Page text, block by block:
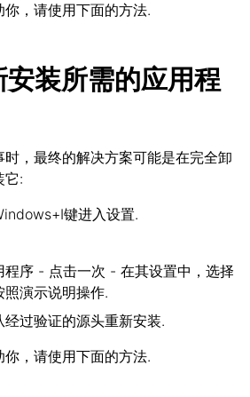
，请使用下面的方法.
装所需的应用程
，最终的解决方案可能是在完全卸
它:
键进入设置.
程序 - 点击一次 - 在其设置中，选择
演示说明操作.
过验证的源头重新安装.
，请使用下面的方法.